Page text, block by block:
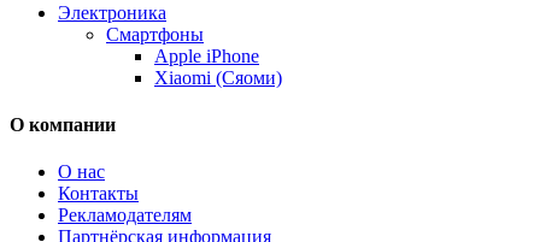
Электроника
Смартфоны
Apple iPhone
Xiaomi (Сяоми)
О компании
О нас
Контакты
Рекламодателям
Партнёрская информация